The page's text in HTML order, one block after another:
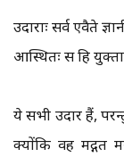
उदाराः सर्व एवैते
आस्थितः स हि
ये सभी उदार हैं,
क्योंकि वह मद्गत